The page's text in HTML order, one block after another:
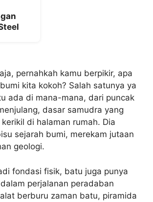
pernahkah kamu berpikir, apa
kita kokoh? Salah satunya ya
ada di mana-mana, dari puncak
dasar samudra yang
di halaman rumah. Dia
sejarah bumi, merekam jutaan
geologi.
fondasi fisik, batu juga punya
perjalanan peradaban
berburu zaman batu, piramida